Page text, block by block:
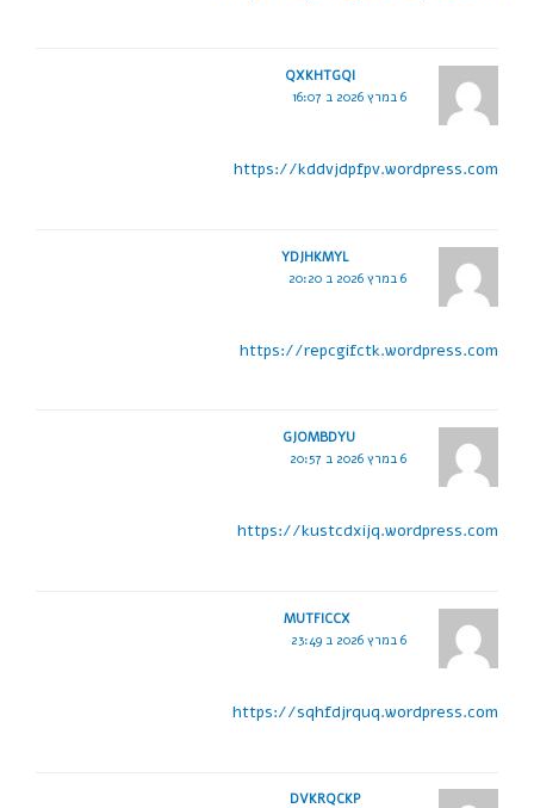
QXKHTGQI
6 במרץ 2026 ב 16:07
https://kddvjdpfpv.wordpress.com
YDJHKMYL
6 במרץ 2026 ב 20:20
https://repcgifctk.wordpress.com
GJOMBDYU
6 במרץ 2026 ב 20:57
https://kustcdxijq.wordpress.com
MUTFICCX
6 במרץ 2026 ב 23:49
https://sqhfdjrquq.wordpress.com
DVKRQCKP